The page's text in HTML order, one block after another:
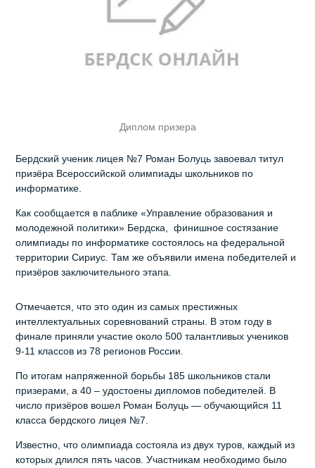
Диплом призера
Бердский ученик лицея №7 Роман Болуць завоевал титул
призёра Всероссийской олимпиады школьников по
информатике.
Как сообщается в паблике «Управление образования и
молодежной политики» Бердска, финишное состязание
олимпиады по информатике состоялось на федеральной
территории Сириус. Там же объявили имена победителей и
призёров заключительного этапа.
Отмечается, что это один из самых престижных
интеллектуальных соревнований страны. В этом году в
финале приняли участие около 500 талантливых учеников
9-11 классов из 78 регионов России.
По итогам напряженной борьбы 185 школьников стали
призерами, а 40 – удостоены дипломов победителей. В
число призёров вошел Роман Болуць — обучающийся 11
класса бердского лицея №7.
Известно, что олимпиада состояла из двух туров, каждый из
которых длился пять часов. Участникам необходимо было